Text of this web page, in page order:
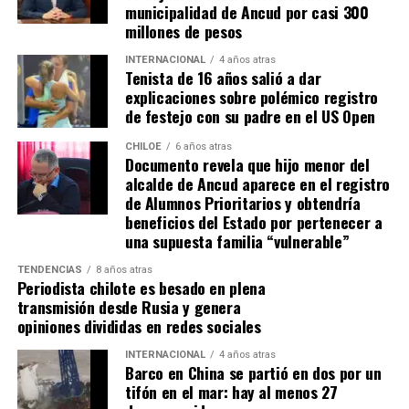
la paralización de iniciativas prioritarias para el
“Seguimos trabajando con esperanza, pero sin
certezas”, concluyó el alcalde de Quemchi, reflejando el
sentimiento generalizado entre los ediles de Chiloé ante
la disminución de recursos provenientes de la Subdere.
y finalmente el lugar donde realmente decidió
estabilizarse fue en Chiloé porque la isla era todo
para ella».Y, agregó:«No tenía ningún
emprendimiento, sí tenía algunas propiedades con
las que administraba y se manejaba, pero ya estaba en
una etapa de su vida en la que quería como
descansar, sentirse en paz y tranquila, y la isla le daba
la tranquilidad que ella andaba buscando en su vida»
Por otra parte, detallando sobre cómo se enteraron de
su fallecimiento, la mujer narró:«Netamente a través
de la prensa. Vimos unos mensajes que había sobre
un cadáver en la isla de Chiloé y nosotros llevábamos
alrededor de cuatro o cinco días buscando su
paradero, estaba perdida. Cuando nos enteramos de
que había un cadáver de una mujer en Chiloé, la
verdad es que en ese mismo minuto lo presumimos,
pero no teníamos ninguna seguridad. A través de
municipalidad de Ancud por casi 300
millones de pesos
INTERNACIONAL 4 años atras
Tenista de 16 años salió a dar
explicaciones sobre polémico registro
de festejo con su padre en el US Open
CHILOE 6 años atras
Documento revela que hijo menor del
alcalde de Ancud aparece en el registro
de Alumnos Prioritarios y obtendría
beneficios del Estado por pertenecer a
una supuesta familia “vulnerable”
TENDENCIAS 8 años atras
Periodista chilote es besado en plena
transmisión desde Rusia y genera
opiniones divididas en redes sociales
INTERNACIONAL 4 años atras
Barco en China se partió en dos por un
tifón en el mar: hay al menos 27